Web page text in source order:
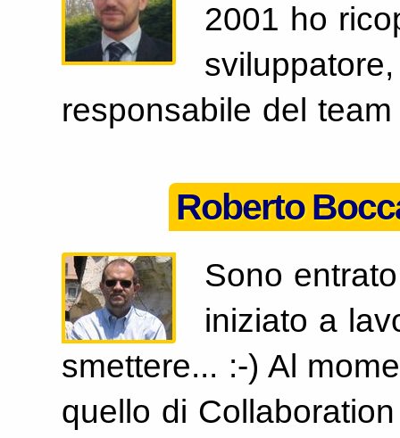
2001 ho
responsabile del
Roberto
Sono
iniziato a
smettere... :-) Al
quello di